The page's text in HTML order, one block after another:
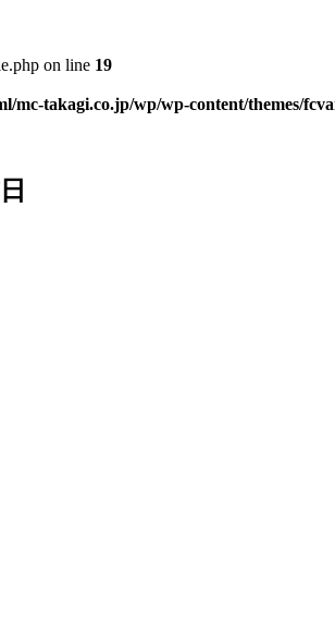
on line 19
mc-takagi.co.jp/wp/wp-content/themes/